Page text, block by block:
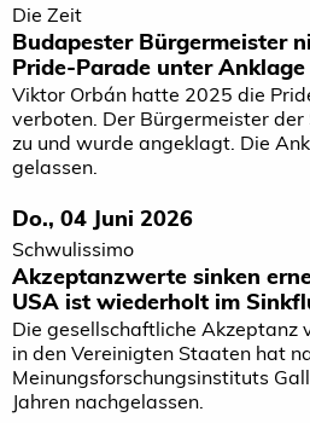
Die Zeit
Budapester Bürgermeister
Pride-Parade unter Anklage
Viktor Orbán hatte 2025 die
verboten. Der Bürgermeister
zu und wurde angeklagt. Die
gelassen.
Do., 04 Juni 2026
Schwulissimo
Akzeptanzwerte sinken
USA ist wiederholt im
Die gesellschaftliche Akzeptanz
in den Vereinigten Staaten hat
Meinungsforschungsinstituts
Jahren nachgelassen.